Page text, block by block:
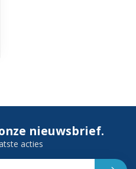
nieuwsbrief.
acties